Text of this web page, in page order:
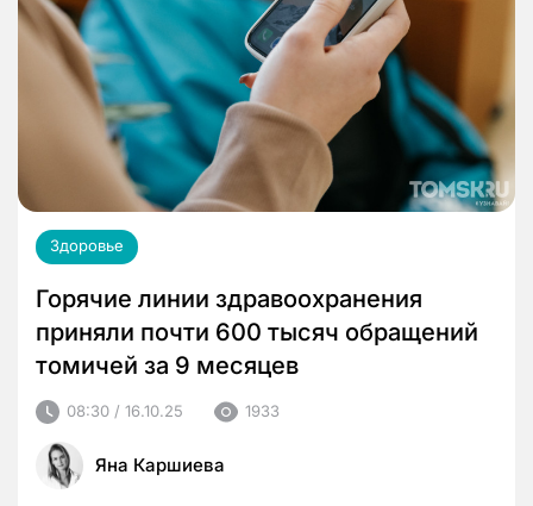
Здоровье
Горячие линии здравоохранения
приняли почти 600 тысяч обращений
томичей за 9 месяцев
08:30 / 16.10.25 1933
Яна Каршиева